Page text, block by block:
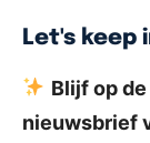
Let's keep
Blijf op
nieuwsbrief